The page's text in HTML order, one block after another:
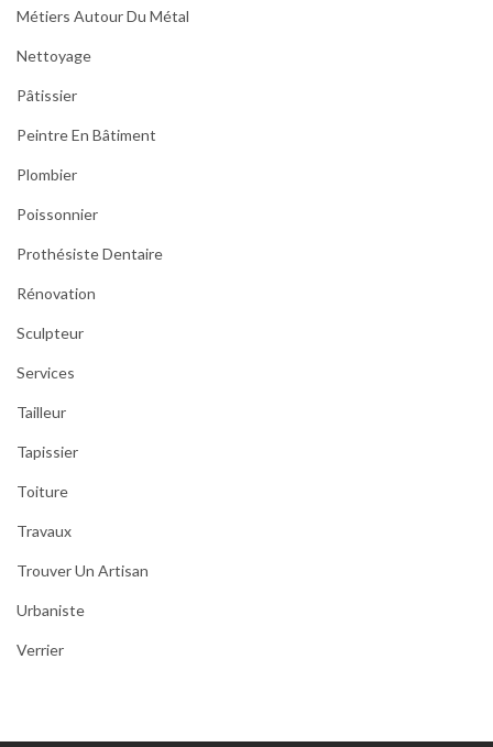
Métiers Autour Du Métal
Nettoyage
Pâtissier
Peintre En Bâtiment
Plombier
Poissonnier
Prothésiste Dentaire
Rénovation
Sculpteur
Services
Tailleur
Tapissier
Toiture
Travaux
Trouver Un Artisan
Urbaniste
Verrier